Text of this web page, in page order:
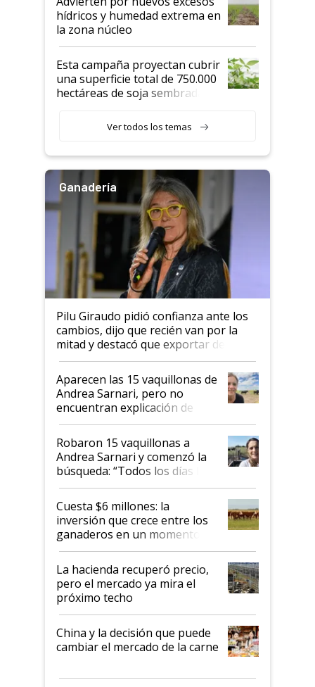
hídricos y humedad extrema en
la zona núcleo
Esta campaña proyectan cubrir
una superficie total de 750.000
hectáreas de soja sembradas
variedades que marcan un
salto tecnológico en genética y
Ver todos los temas
Ganadería
Pilu Giraudo pidió confianza ante los
cambios, dijo que recién van por la
mitad y destacó que exportar dejó de
ser "para unos pocos": "Tenemos un
mandato muy claro del gobierno
nacional"
Aparecen las 15 vaquillonas de
Andrea Sarnari, pero no
encuentran explicación de
cómo llegaron allí
Robaron 15 vaquillonas a
Andrea Sarnari y comenzó la
búsqueda: “Todos los días le
toca a algún productor”
Cuesta $6 millones: la
inversión que crece entre los
ganaderos en un momento
histórico para la actividad
La hacienda recuperó precio,
pero el mercado ya mira el
próximo techo
China y la decisión que puede
cambiar el mercado de la carne